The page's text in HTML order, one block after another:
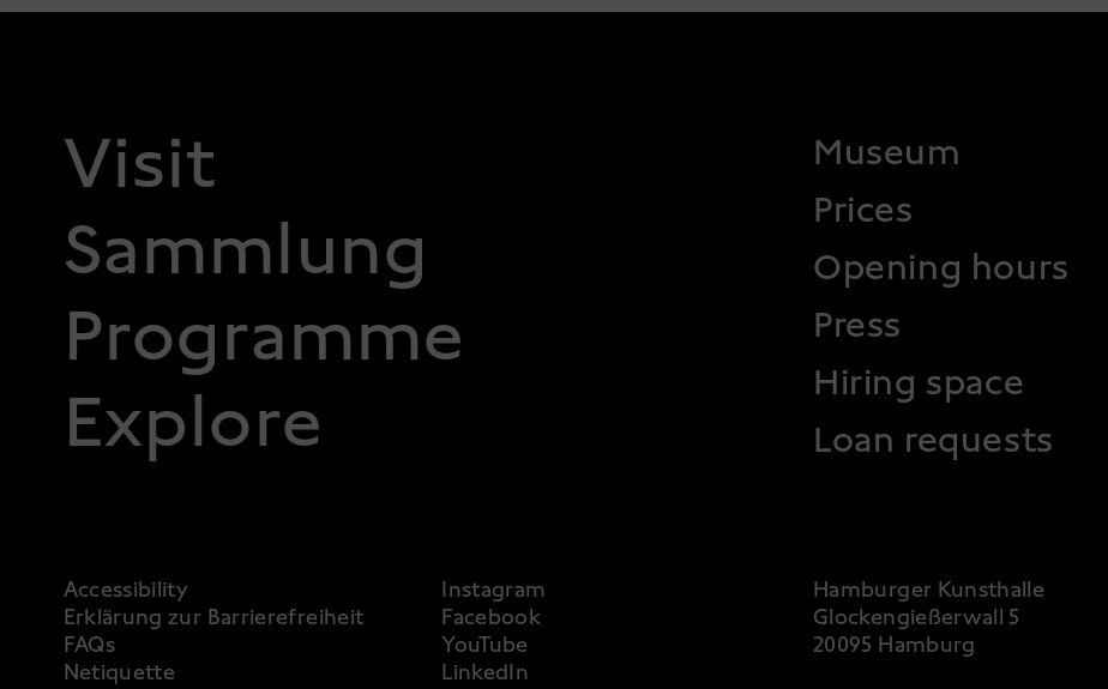
FOOTER 1
Visit
Sammlung
Programme
Explore
FOOTER 2
Museum
Prices
Opening hours
Press
Hiring space
Loan requests
FOOTER 3
Accessibility
Erklärung zur Barrierefreiheit
FAQs
Netiquette
Instagram
Facebook
YouTube
LinkedIn
Hamburger Kunsthalle
Glockengießerwall 5
20095 Hamburg